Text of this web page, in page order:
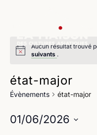
Aucun résultat trouvé
suivants .
état-major
Évènements état-major
01/06/2026